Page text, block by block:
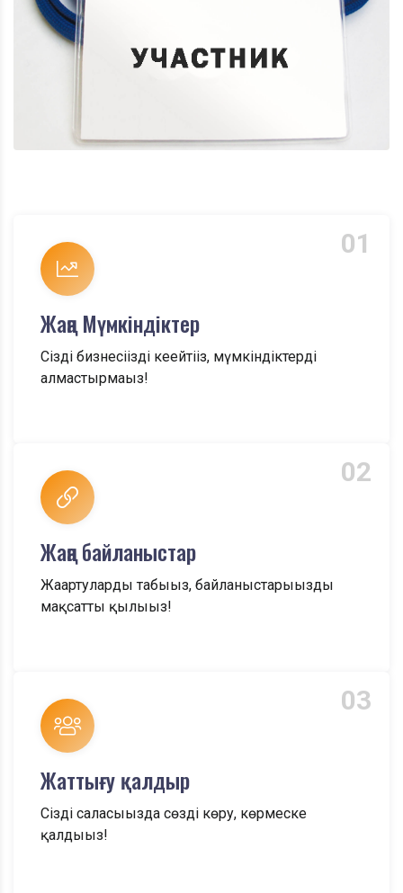
01
Жаңа Мүмкіндіктер
Сіздің бизнесіңізді кеңейтіңіз, мүмкіндіктерді
алмастырмаңыз!
02
Жаңа байланыстар
Жаңартуларды табыңыз, байланыстарыңызды
мақсатты қылыңыз!
03
Жаттығу қалдыр
Сіздің саласыңызда сөзді көру, көрмеске
қалдыңыз!